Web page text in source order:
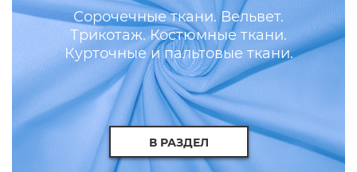
Сорочечные ткани. Вельвет.
Трикотаж. Костюмные ткани.
Курточные и пальтовые ткани.
Искусственные кожа и мех.
В РАЗДЕЛ